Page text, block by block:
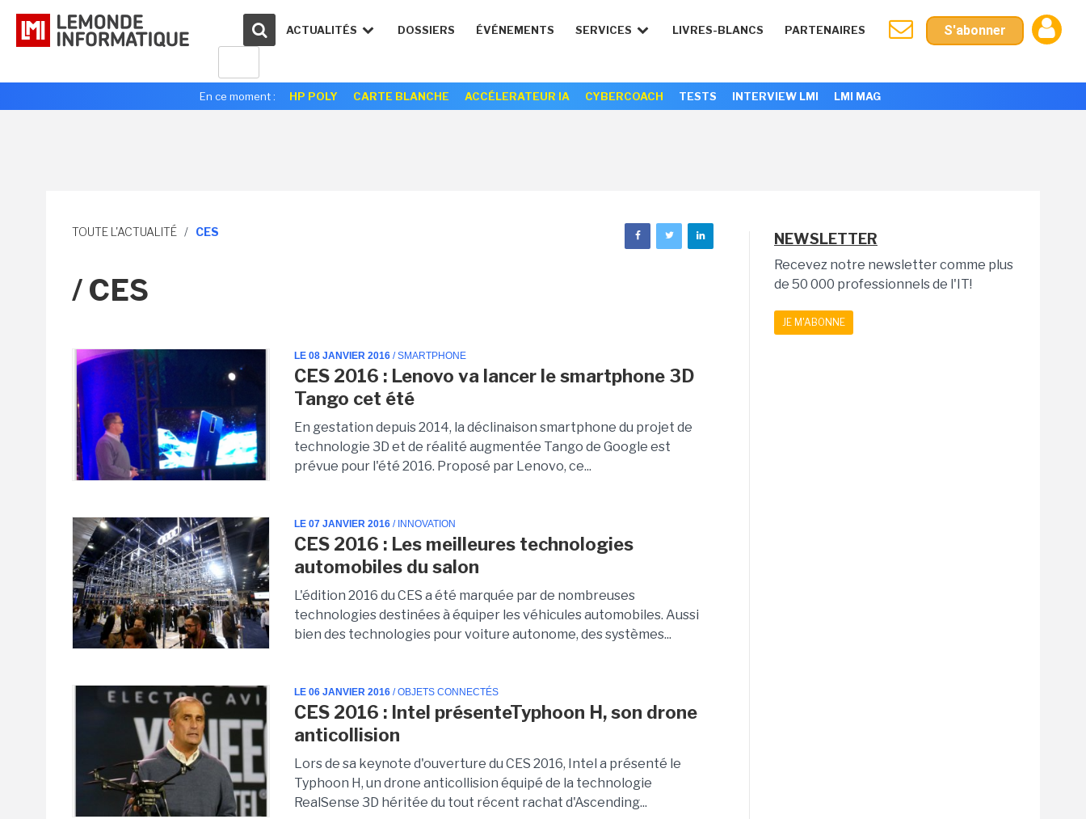
ACTUALITÉS DOSSIERS ÉVÉNEMENTS SERVICES LIVRES-BLANCS PARTENAIRES S'abonner
En ce moment : HP POLY CARTE BLANCHE ACCÉLERATEUR IA CYBERCOACH TESTS INTERVIEW LMI LMI MAG
TOUTE L'ACTUALITÉ / CES
/ CES
LE 08 JANVIER 2016 / SMARTPHONE
CES 2016 : Lenovo va lancer le smartphone 3D
Tango cet été
En gestation depuis 2014, la déclinaison smartphone du projet de
technologie 3D et de réalité augmentée Tango de Google est
prévue pour l'été 2016. Proposé par Lenovo, ce...
LE 07 JANVIER 2016 / INNOVATION
CES 2016 : Les meilleures technologies
automobiles du salon
L'édition 2016 du CES a été marquée par de nombreuses
technologies destinées à équiper les véhicules automobiles. Aussi
bien des technologies pour voiture autonome, des systèmes...
LE 06 JANVIER 2016 / OBJETS CONNECTÉS
CES 2016 : Intel présenteTyphoon H, son drone
anticollision
Lors de sa keynote d'ouverture du CES 2016, Intel a présenté le
Typhoon H, un drone anticollision équipé de la technologie
RealSense 3D héritée du tout récent rachat d'Ascending...
NEWSLETTER
Recevez notre newsletter comme plus
de 50 000 professionnels de l'IT!
JE M'ABONNE